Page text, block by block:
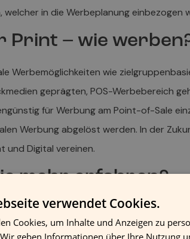
welcher in die Werbeplanung einbezogen
Print – wie
Werbemöglichkeiten wie
geprägten, POS-Werbebereich
für Werbung am Point-of-Sale
Werbung abgelöst werden. In der
und Digital vereinen.
mehr erfahren?
E-Book „Werbung in der
Methoden und Lösungen welche sich die
verwendet Cookies.
Cookies, um Inhalte und Anzeigen zu
geben Informationen über Ihre Nutzung